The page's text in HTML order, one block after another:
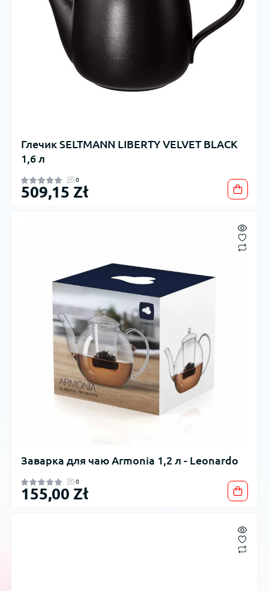
Глечик SELTMANN LIBERTY VELVET BLACK
1,6 л
0
509,15 Zł
Заварка для чаю Armonia 1,2 л - Leonardo
0
155,00 Zł